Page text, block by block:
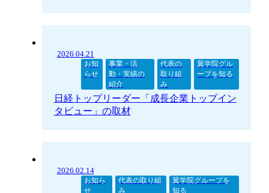
2026.04.21
お知
らせ
事業・活
動・実績の
紹介
代表の
取り組
み
翼学院グル
ープを知る
日経トップリーダー「成長企業トップイン
タビュー」の取材
2026.02.14
お知ら
せ
代表の取り組
み
翼学院グループを
知る